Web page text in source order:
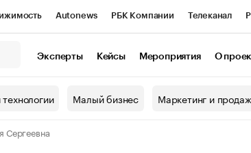
Autonews РБК Компании Телеканал
Эксперты Кейсы Мероприятия О
технологии Малый бизнес Маркетинг и
Сергеевна